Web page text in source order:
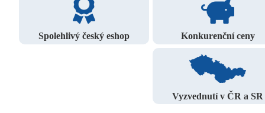
Spolehlivý český eshop Konkurenční ceny
Vyzvednutí v ČR a SR